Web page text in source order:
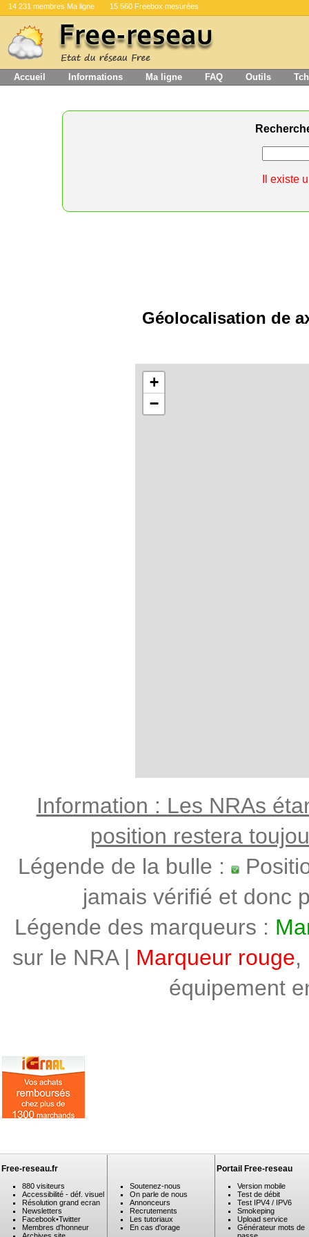
14 231 membres Ma ligne 15 560 Freebox mesurées
Accueil Informations Ma ligne FAQ Outils
Il existe
Géolocalisation de
+
−
Information : Les NRAs
position restera
Légende de la bulle :
jamais vérifié et donc
Légende des marqueurs :
sur le NRA | Marqueur rouge,
équipement
Free-reseau.fr
880 visiteurs
Accessibilité - déf. visuel
Résolution grand ecran
Newsletters
Facebook•Twitter
Membres d'honneur
Soutenez-nous
On parle de nous
Annonceurs
Recrutements
Les tutoriaux
En cas d'orage
Portail Free-reseau
Version mobile
Test de débit
Test IPV4 / IPV6
Smokeping
Upload service
Générateur mots de